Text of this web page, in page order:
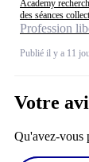
Academy
des séances
Profession
Publié il y a 11
Votre
Qu'avez-vous